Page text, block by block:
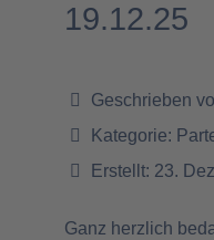
19.12.25
Geschrieben
Kategorie:
Erstellt: 23.
Ganz herzlich